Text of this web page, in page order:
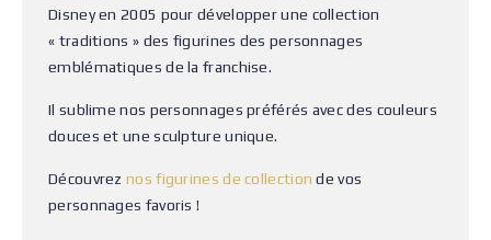
Disney en 2005 pour développer une collection
« traditions » des figurines des personnages
emblématiques de la franchise.
Il sublime nos personnages préférés avec des couleurs
douces et une sculpture unique.
Découvrez nos figurines de collection de vos
personnages favoris !